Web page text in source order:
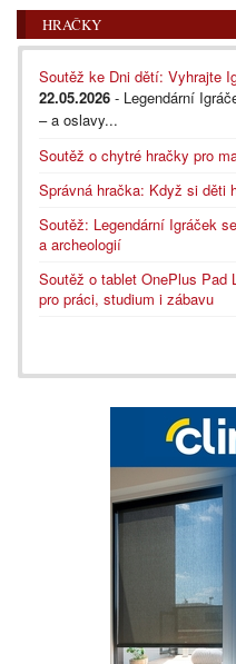
HRAČKY
Soutěž ke Dni dětí: Vyhrajte
22.05.2026 - Legendární
– a oslavy...
Soutěž o chytré hračky pro
Správná hračka: Když si děti
Soutěž: Legendární Igráček
a archeologií
Soutěž o tablet OnePlus Pad
pro práci, studium i zábavu